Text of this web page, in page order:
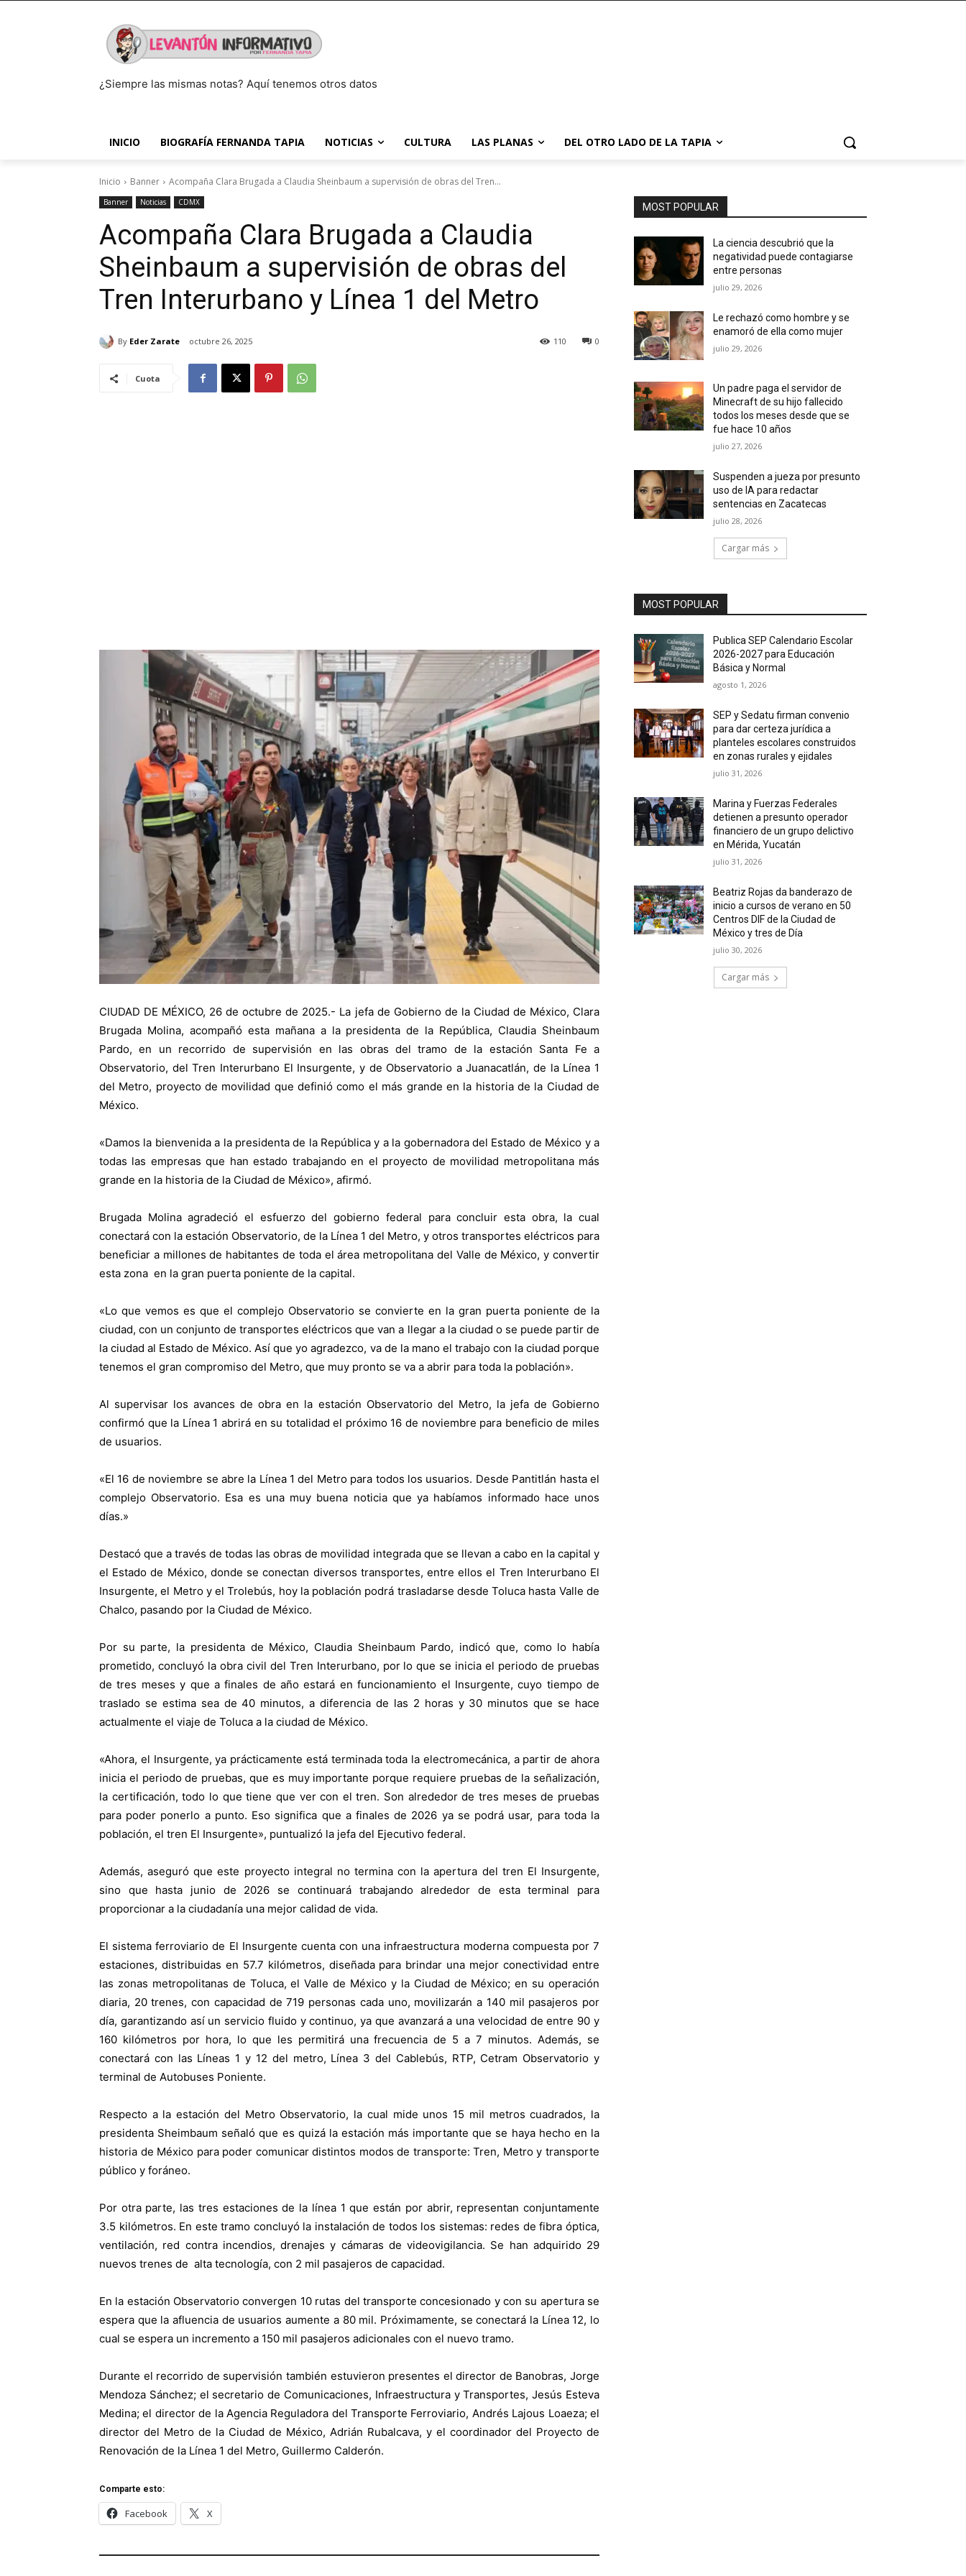
¿Siempre las mismas notas? Aquí tenemos otros datos
INICIO BIOGRAFÍA FERNANDA TAPIA NOTICIAS CULTURA LAS PLANAS DEL OTRO LADO DE LA TAPIA
Inicio Banner Acompaña Clara Brugada a Claudia Sheinbaum a supervisión de obras del Tren...
Banner Noticias CDMX
Acompaña Clara Brugada a Claudia
Sheinbaum a supervisión de obras del
Tren Interurbano y Línea 1 del Metro
By Eder Zarate octubre 26, 2025 0
110
Cuota
CIUDAD DE MÉXICO, 26 de octubre de 2025.- La jefa de Gobierno de la Ciudad de México, Clara
Brugada Molina, acompañó esta mañana a la presidenta de la República, Claudia Sheinbaum
Pardo, en un recorrido de supervisión en las obras del tramo de la estación Santa Fe a
Observatorio, del Tren Interurbano El Insurgente, y de Observatorio a Juanacatlán, de la Línea 1
del Metro, proyecto de movilidad que definió como el más grande en la historia de la Ciudad de
México.
«Damos la bienvenida a la presidenta de la República y a la gobernadora del Estado de México y a
todas las empresas que han estado trabajando en el proyecto de movilidad metropolitana más
grande en la historia de la Ciudad de México», afirmó.
Brugada Molina agradeció el esfuerzo del gobierno federal para concluir esta obra, la cual
conectará con la estación Observatorio, de la Línea 1 del Metro, y otros transportes eléctricos para
beneficiar a millones de habitantes de toda el área metropolitana del Valle de México, y convertir
esta zona en la gran puerta poniente de la capital.
«Lo que vemos es que el complejo Observatorio se convierte en la gran puerta poniente de la
ciudad, con un conjunto de transportes eléctricos que van a llegar a la ciudad o se puede partir de
la ciudad al Estado de México. Así que yo agradezco, va de la mano el trabajo con la ciudad porque
tenemos el gran compromiso del Metro, que muy pronto se va a abrir para toda la población».
Al supervisar los avances de obra en la estación Observatorio del Metro, la jefa de Gobierno
confirmó que la Línea 1 abrirá en su totalidad el próximo 16 de noviembre para beneficio de miles
de usuarios.
«El 16 de noviembre se abre la Línea 1 del Metro para todos los usuarios. Desde Pantitlán hasta el
complejo Observatorio. Esa es una muy buena noticia que ya habíamos informado hace unos
días.»
Destacó que a través de todas las obras de movilidad integrada que se llevan a cabo en la capital y
el Estado de México, donde se conectan diversos transportes, entre ellos el Tren Interurbano El
Insurgente, el Metro y el Trolebús, hoy la población podrá trasladarse desde Toluca hasta Valle de
Chalco, pasando por la Ciudad de México.
Por su parte, la presidenta de México, Claudia Sheinbaum Pardo, indicó que, como lo había
prometido, concluyó la obra civil del Tren Interurbano, por lo que se inicia el periodo de pruebas
de tres meses y que a finales de año estará en funcionamiento el Insurgente, cuyo tiempo de
traslado se estima sea de 40 minutos, a diferencia de las 2 horas y 30 minutos que se hace
actualmente el viaje de Toluca a la ciudad de México.
«Ahora, el Insurgente, ya prácticamente está terminada toda la electromecánica, a partir de ahora
inicia el periodo de pruebas, que es muy importante porque requiere pruebas de la señalización,
la certificación, todo lo que tiene que ver con el tren. Son alrededor de tres meses de pruebas
para poder ponerlo a punto. Eso significa que a finales de 2026 ya se podrá usar, para toda la
población, el tren El Insurgente», puntualizó la jefa del Ejecutivo federal.
Además, aseguró que este proyecto integral no termina con la apertura del tren El Insurgente,
sino que hasta junio de 2026 se continuará trabajando alrededor de esta terminal para
proporcionar a la ciudadanía una mejor calidad de vida.
El sistema ferroviario de El Insurgente cuenta con una infraestructura moderna compuesta por 7
estaciones, distribuidas en 57.7 kilómetros, diseñada para brindar una mejor conectividad entre
las zonas metropolitanas de Toluca, el Valle de México y la Ciudad de México; en su operación
diaria, 20 trenes, con capacidad de 719 personas cada uno, movilizarán a 140 mil pasajeros por
día, garantizando así un servicio fluido y continuo, ya que avanzará a una velocidad de entre 90 y
160 kilómetros por hora, lo que les permitirá una frecuencia de 5 a 7 minutos. Además, se
conectará con las Líneas 1 y 12 del metro, Línea 3 del Cablebús, RTP, Cetram Observatorio y
terminal de Autobuses Poniente.
Respecto a la estación del Metro Observatorio, la cual mide unos 15 mil metros cuadrados, la
presidenta Sheimbaum señaló que es quizá la estación más importante que se haya hecho en la
historia de México para poder comunicar distintos modos de transporte: Tren, Metro y transporte
público y foráneo.
Por otra parte, las tres estaciones de la línea 1 que están por abrir, representan conjuntamente
3.5 kilómetros. En este tramo concluyó la instalación de todos los sistemas: redes de fibra óptica,
ventilación, red contra incendios, drenajes y cámaras de videovigilancia. Se han adquirido 29
nuevos trenes de alta tecnología, con 2 mil pasajeros de capacidad.
En la estación Observatorio convergen 10 rutas del transporte concesionado y con su apertura se
espera que la afluencia de usuarios aumente a 80 mil. Próximamente, se conectará la Línea 12, lo
cual se espera un incremento a 150 mil pasajeros adicionales con el nuevo tramo.
Durante el recorrido de supervisión también estuvieron presentes el director de Banobras, Jorge
Mendoza Sánchez; el secretario de Comunicaciones, Infraestructura y Transportes, Jesús Esteva
Medina; el director de la Agencia Reguladora del Transporte Ferroviario, Andrés Lajous Loaeza; el
director del Metro de la Ciudad de México, Adrián Rubalcava, y el coordinador del Proyecto de
Renovación de la Línea 1 del Metro, Guillermo Calderón.
Comparte esto:
Facebook X
MOST POPULAR
La ciencia descubrió que la
negatividad puede contagiarse
entre personas
julio 29, 2026
Le rechazó como hombre y se
enamoró de ella como mujer
julio 29, 2026
Un padre paga el servidor de
Minecraft de su hijo fallecido
todos los meses desde que se
fue hace 10 años
julio 27, 2026
Suspenden a jueza por presunto
uso de IA para redactar
sentencias en Zacatecas
julio 28, 2026
Cargar más
MOST POPULAR
Publica SEP Calendario Escolar
2026-2027 para Educación
Básica y Normal
agosto 1, 2026
SEP y Sedatu firman convenio
para dar certeza jurídica a
planteles escolares construidos
en zonas rurales y ejidales
julio 31, 2026
Marina y Fuerzas Federales
detienen a presunto operador
financiero de un grupo delictivo
en Mérida, Yucatán
julio 31, 2026
Beatriz Rojas da banderazo de
inicio a cursos de verano en 50
Centros DIF de la Ciudad de
México y tres de Día
julio 30, 2026
Cargar más